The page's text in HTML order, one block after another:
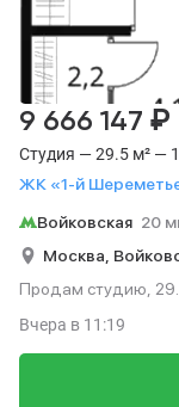
Студия — 29.5 м² —
ЖК «1-й
9 666 147 ₽
Войковская 20
Москва,
Продам студию,
Вчера в 11:19